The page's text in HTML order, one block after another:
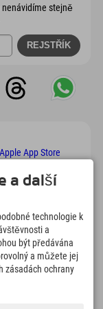
stejně
km
pro lyžování a
a další
technologie k
a
být předávána
a můžete jej
zásadách ochrany